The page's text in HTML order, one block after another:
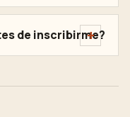
de inscribirme?